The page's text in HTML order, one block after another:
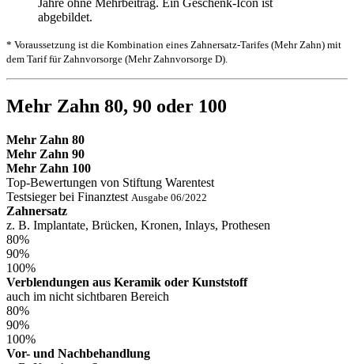
* Voraussetzung ist die Kombination eines Zahnersatz-Tarifes (Mehr Zahn) mit
dem Tarif für Zahnvorsorge (Mehr Zahnvorsorge D).
Mehr Zahn 80, 90 oder 100
Mehr Zahn 80
Mehr Zahn 90
Mehr Zahn 100
Top-Bewertungen von Stiftung Warentest
Testsieger bei Finanztest Ausgabe 06/2022
Zahnersatz
z. B. Implantate, Brücken, Kronen, Inlays, Prothesen
80%
90%
100%
Verblendungen aus Keramik oder Kunststoff
auch im nicht sichtbaren Bereich
80%
90%
100%
Vor- und Nachbehandlung